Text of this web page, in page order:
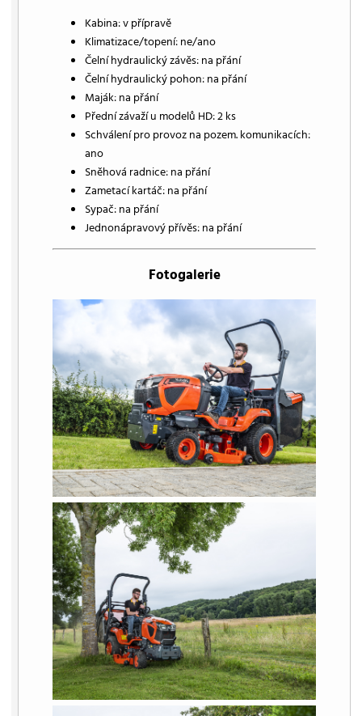
Kabina: v přípravě
Klimatizace/topení: ne/ano
Čelní hydraulický závěs: na přání
Čelní hydraulický pohon: na přání
Maják: na přání
Přední závaží u modelů HD: 2 ks
Schválení pro provoz na pozem. komunikacích:
ano
Sněhová radnice: na přání
Zametací kartáč: na přání
Sypač: na přání
Jednonápravový přívěs: na přání
Fotogalerie